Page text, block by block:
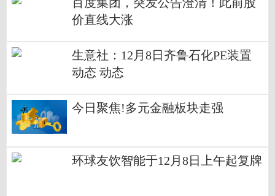
百度集团，突发公告澄清！此前股
价直线大涨
生意社：12月8日齐鲁石化PE装置
动态 动态
今日聚焦!多元金融板块走强
环球友饮智能于12月8日上午起复牌